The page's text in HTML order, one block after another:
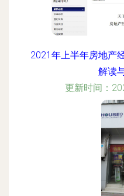
2021年上半年房地产
解读
更新时间：